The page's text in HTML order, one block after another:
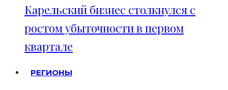
Карельский бизнес столкнулся с
ростом убыточности в первом
квартале
РЕГИОНЫ